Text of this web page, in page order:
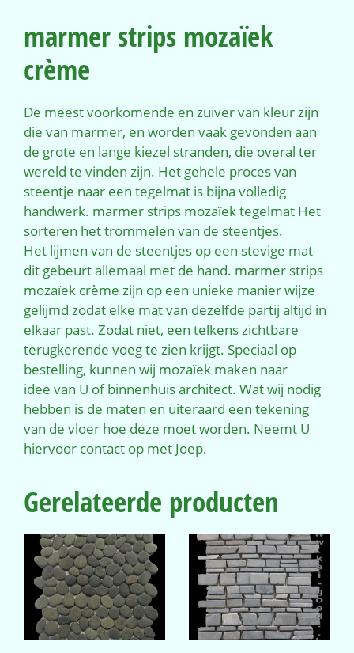
marmer strips mozaïek
crème
De meest voorkomende en zuiver van kleur zijn
die van marmer, en worden vaak gevonden aan
de grote en lange kiezel stranden, die overal ter
wereld te vinden zijn. Het gehele proces van
steentje naar een tegelmat is bijna volledig
handwerk. marmer strips mozaïek tegelmat Het
sorteren het trommelen van de steentjes.
Het lijmen van de steentjes op een stevige mat
dit gebeurt allemaal met de hand. marmer strips
mozaïek crème zijn op een unieke manier wijze
gelijmd zodat elke mat van dezelfde partij altijd in
elkaar past. Zodat niet, een telkens zichtbare
terugkerende voeg te zien krijgt. Speciaal op
bestelling, kunnen wij mozaïek maken naar
idee van U of binnenhuis architect. Wat wij nodig
hebben is de maten en uiteraard een tekening
van de vloer hoe deze moet worden. Neemt U
hiervoor contact op met Joep.
Gerelateerde producten